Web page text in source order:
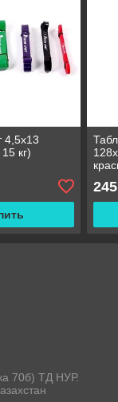
4,5х13
кг)
70б) ТД НУР.